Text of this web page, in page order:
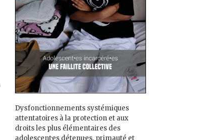
Dysfonctionnements systémiques
attentatoires à la protection et aux
droits les plus élémentaires des
adolescent·es détenu·es, primauté et